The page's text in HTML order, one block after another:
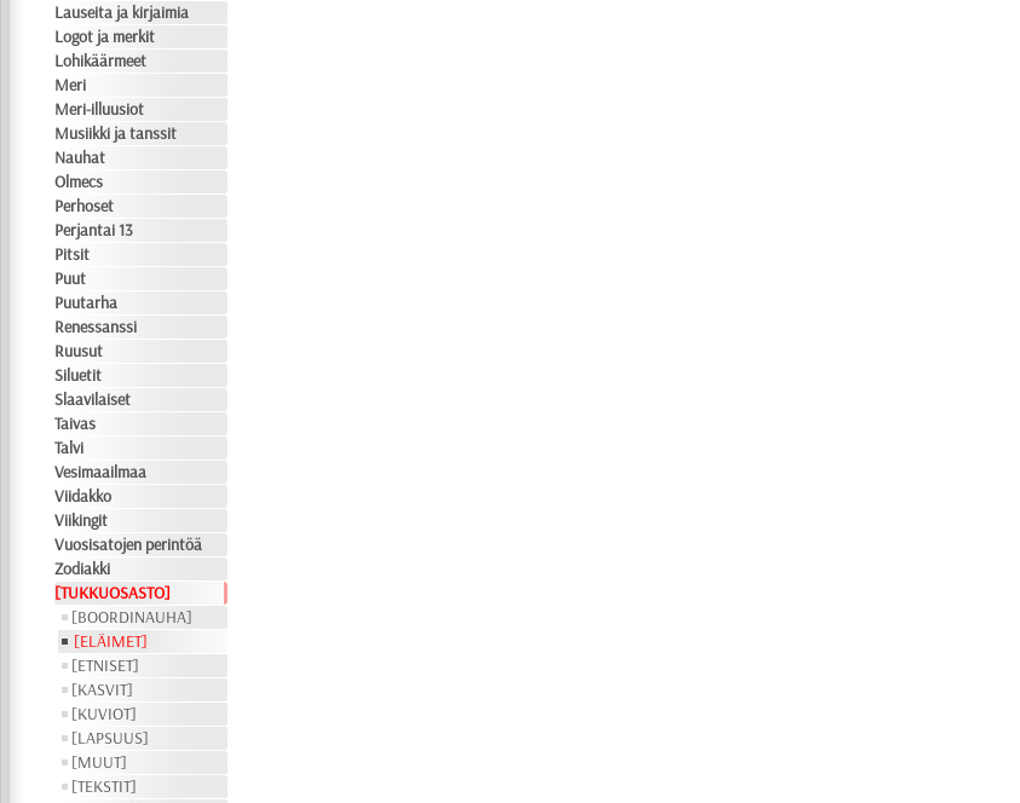
Lauseita ja kirjaimia
Logot ja merkit
Lohikäärmeet
Meri
Meri-illuusiot
Musiikki ja tanssit
Nauhat
Olmecs
Perhoset
Perjantai 13
Pitsit
Puut
Puutarha
Renessanssi
Ruusut
Siluetit
Slaavilaiset
Taivas
Talvi
Vesimaailmaa
Viidakko
Viikingit
Vuosisatojen perintöä
Zodiakki
[TUKKUOSASTO]
[BOORDINAUHA]
[ELÄIMET]
[ETNISET]
[KASVIT]
[KUVIOT]
[LAPSUUS]
[MUUT]
[TEKSTIT]